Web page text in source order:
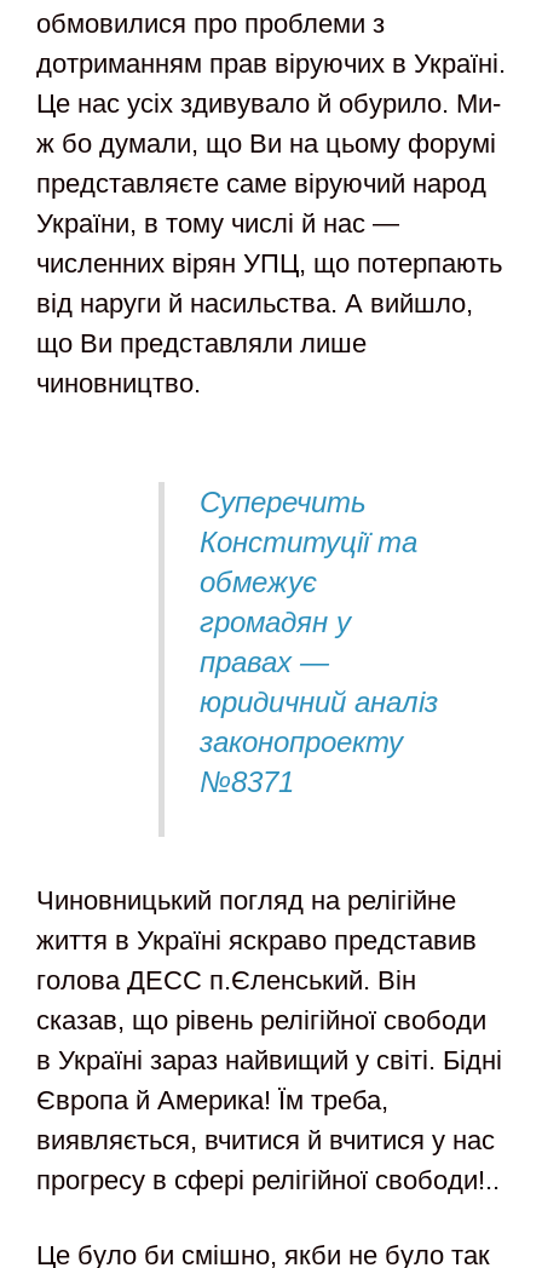
обмовилися про проблеми з
дотриманням прав віруючих в Україні.
Це нас усіх здивувало й обурило. Ми-
ж бо думали, що Ви на цьому форумі
представляєте саме віруючий народ
України, в тому числі й нас —
численних вірян УПЦ, що потерпають
від наруги й насильства. А вийшло,
що Ви представляли лише
чиновництво.
Суперечить
Конституції та
обмежує
громадян у
правах —
юридичний аналіз
законопроекту
№8371
Чиновницький погляд на релігійне
життя в Україні яскраво представив
голова ДЕСС п.Єленський. Він
сказав, що рівень релігійної свободи
в Україні зараз найвищий у світі. Бідні
Європа й Америка! Їм треба,
виявляється, вчитися й вчитися у нас
прогресу в сфері релігійної свободи!..
Це було би смішно, якби не було так